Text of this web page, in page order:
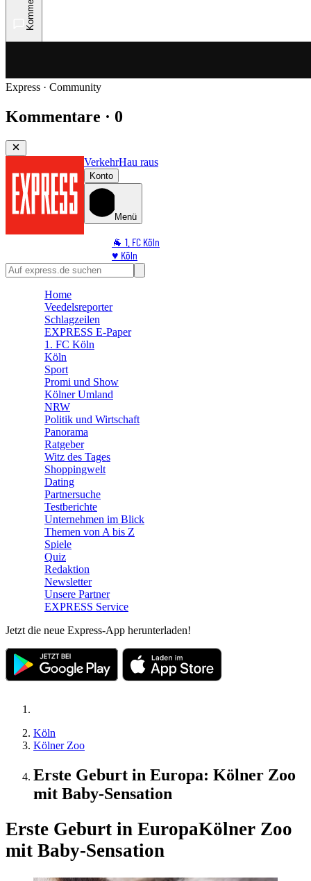
Express · Community
Kommentare · 0
VerkehrHau raus
Konto
Menü
🐐 1. FC Köln
♥️ Köln
⭐ Promi
🛒 Shoppingwelt
Home
Veedelsreporter
Schlagzeilen
EXPRESS E-Paper
1. FC Köln
Köln
Sport
Promi und Show
Kölner Umland
NRW
Politik und Wirtschaft
Panorama
Ratgeber
Witz des Tages
Shoppingwelt
Dating
Partnersuche
Testberichte
Unternehmen im Blick
Themen von A bis Z
Spiele
Quiz
Redaktion
Newsletter
Unsere Partner
EXPRESS Service
Jetzt die neue Express-App herunterladen!
Köln
Kölner Zoo
Erste Geburt in Europa: Kölner Zoo
mit Baby-Sensation
Erste Geburt in EuropaKölner Zoo
mit Baby-Sensation